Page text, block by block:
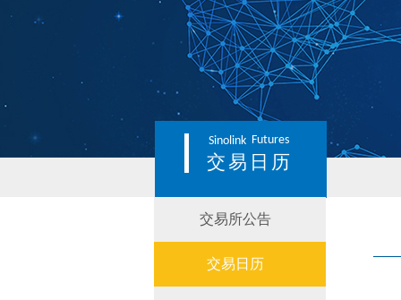
Sinolink Futures
交易日历
交易所公告
交易日历